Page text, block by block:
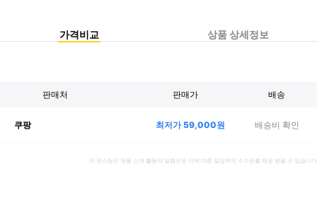
가격비교 상품 상세정보
판매처 판매가 배송
쿠팡 최저가59,000원 배송비 확인
이 포스팅은 제품 소개 활동의 일환으로 이에 따른 일정액의 수수료를 제공 받을 수 있습니다